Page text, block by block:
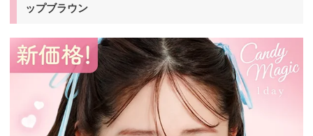
ップブラウン